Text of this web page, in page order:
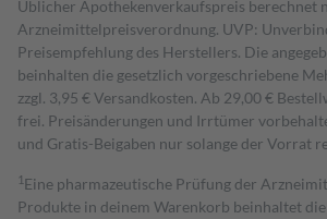
Üblicher Apothekenverkaufspreis berechnet
Arzneimittelpreisverordnung. UVP:
Preisempfehlung des Herstellers. Die
beinhalten die gesetzlich vorgeschriebene
zzgl. 3,95 € Versandkosten. Ab 29,00 €
frei. Preisänderungen und Irrtümer
und Gratis-Beigaben nur solange der Vorrat
1 Eine pharmazeutische Prüfung der
Produkte in deinem Warenkorb beinhaltet